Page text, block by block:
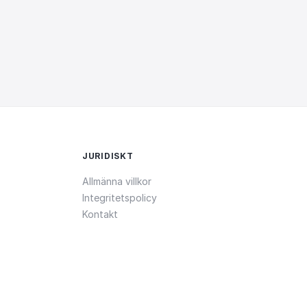
JURIDISKT
Allmänna villkor
Integritetspolicy
Kontakt